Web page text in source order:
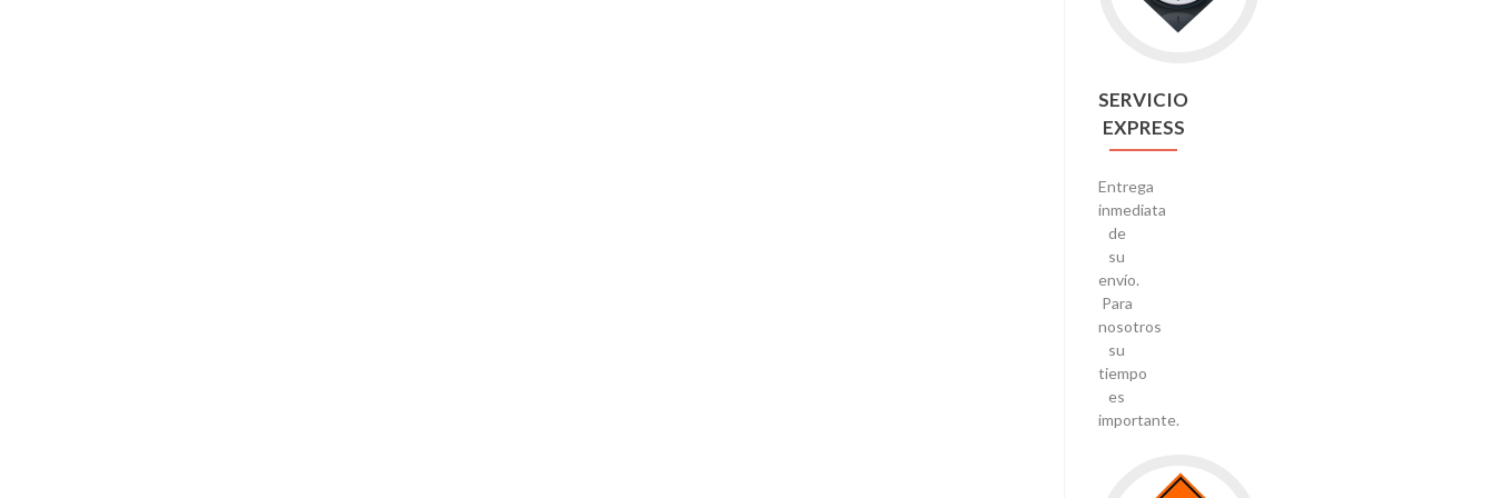
SERVICIO
EXPRESS
Entrega
inmediata
de
su
envío.
Para
nosotros
su
tiempo
es
importante.